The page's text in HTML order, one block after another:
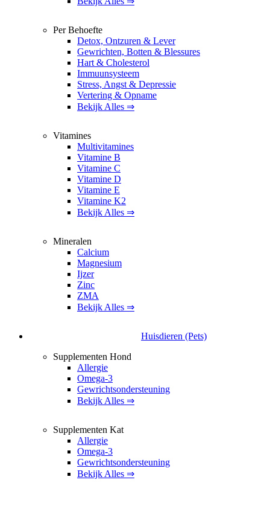
Per Behoefte
Detox, Ontzuren & Lever
Gewrichten, Botten & Blessures
Hart & Cholesterol
Immuunsysteem
Stress, Angst & Depressie
Vertering & Opname
Bekijk Alles ⇒
Vitamines
Multivitamines
Vitamine B
Vitamine C
Vitamine D
Vitamine E
Vitamine K2
Bekijk Alles ⇒
Mineralen
Calcium
Magnesium
Ijzer
Zinc
ZMA
Bekijk Alles ⇒
Huisdieren (Pets)
Supplementen Hond
Allergie
Omega-3
Gewrichtsondersteuning
Bekijk Alles ⇒
Supplementen Kat
Allergie
Omega-3
Gewrichtsondersteuning
Bekijk Alles ⇒